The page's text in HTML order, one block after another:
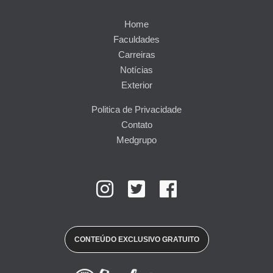
Home
Faculdades
Carreiras
Notícias
Exterior
Politica de Privacidade
Contato
Medgrupo
CONTEÚDO EXCLUSIVO GRATUITO